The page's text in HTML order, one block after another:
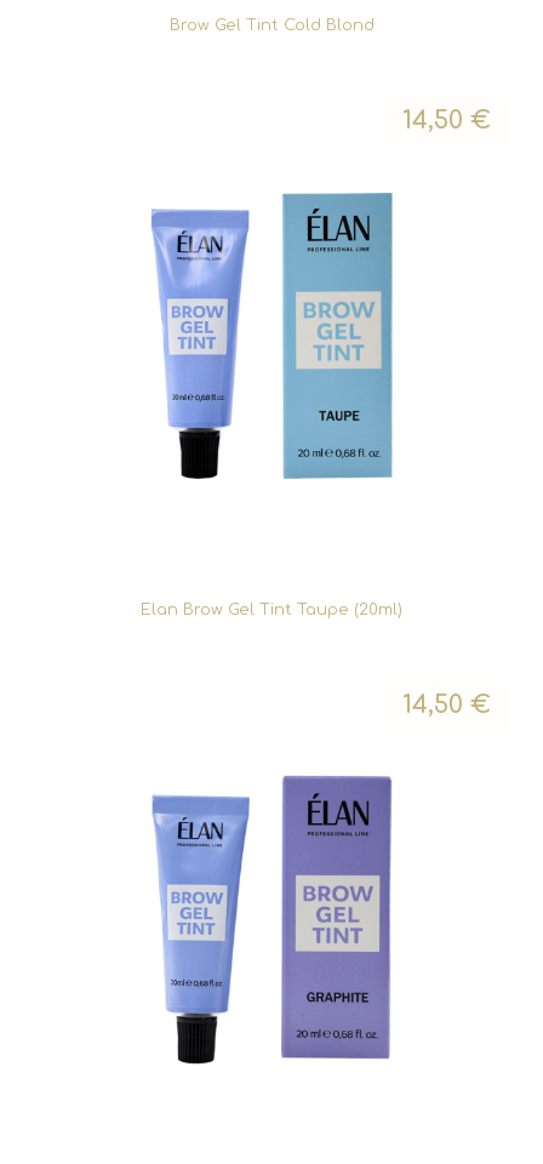
Brow Gel Tint Cold Blond
Elan Brow Gel Tint Taupe (20ml)
14,50 €
14,50 €